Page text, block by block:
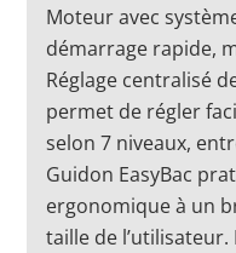
Moteur avec
démarrage rapide,
Réglage centralisé
permet de régler
selon 7 niveaux,
Guidon EasyBac
ergonomique à un
taille de l’utilisateur.